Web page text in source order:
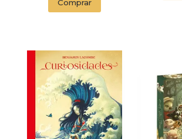
Comprar